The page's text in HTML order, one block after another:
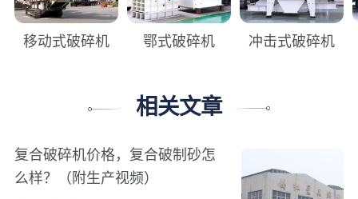
移动式破碎机 鄂式破碎机 冲击式破碎机
相关文章
复合破碎机价格，复合破制砂怎
么样？（附生产视频）